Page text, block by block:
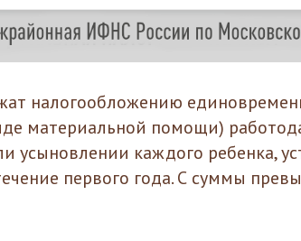
налогообложению
материальной помощи)
усыновлении каждого ребенка,
первого года. С суммы